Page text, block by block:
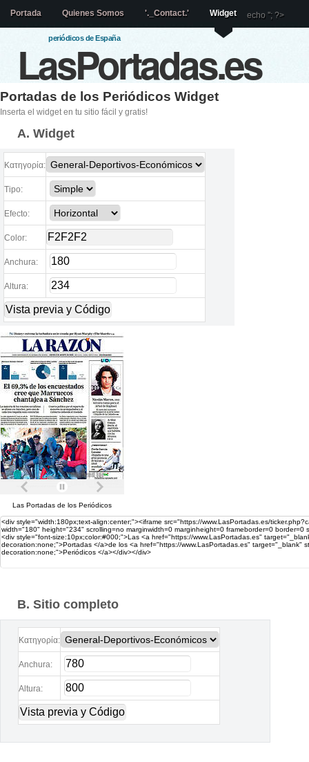
LasPortadas.es
periódicos de España
Portada Quienes Somos echo '
'._Contact.' '; ?>
Widget
Portadas de los Periódicos Widget
Inserta el widget en tu sitio fácil y gratis!
A. Widget
Κατηγορία:
Tipo:
Efecto:
Color:
Anchura:
Altura:
Las Portadas de los Periódicos
B. Sitio completo
Κατηγορία:
Anchura:
Altura: